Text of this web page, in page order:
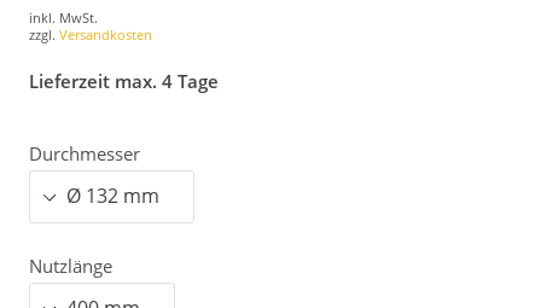
inkl. MwSt.
zzgl. Versandkosten
Lieferzeit max. 4 Tage
Durchmesser
Nutzlänge